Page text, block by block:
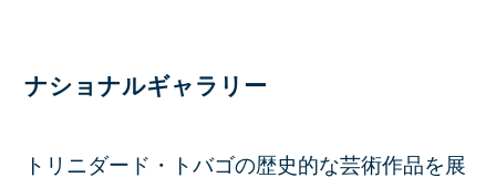
ナショナルギャラリー
トリニダード・トバゴの歴史的な芸術作品を展